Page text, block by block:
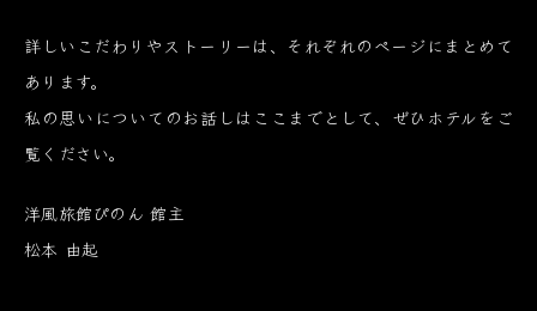
詳しいこだわりやストーリーは、それぞれのページにまとめて
あります。
私の思いについてのお話しはここまでとして、ぜひホテルをご
覧ください。
洋風旅館ぴのん 館主
松本 由起